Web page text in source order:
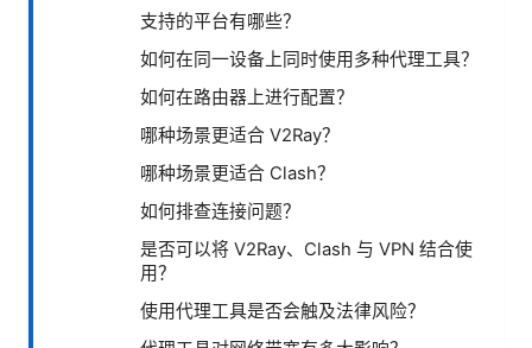
支持的平台有哪些？
如何在同一设备上同时使用多种代理工具？
如何在路由器上进行配置？
哪种场景更适合 V2Ray？
哪种场景更适合 Clash？
如何排查连接问题？
是否可以将 V2Ray、Clash 与 VPN 结合使
用？
使用代理工具是否会触及法律风险？